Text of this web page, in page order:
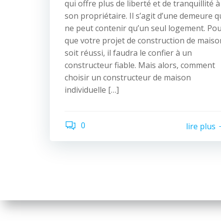
qui offre plus de liberté et de tranquillité à
son propriétaire. Il s’agit d’une demeure
ne peut contenir qu’un seul logement.
que votre projet de construction de
soit réussi, il faudra le confier à un
constructeur fiable. Mais alors, comment
choisir un constructeur de maison
individuelle […]
0 lire plus